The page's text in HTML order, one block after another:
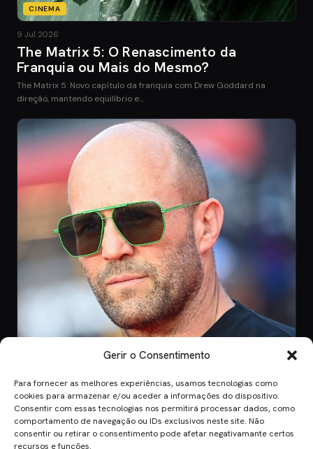
Gerir o Consentimento
Para fornecer as melhores experiências, usamos tecnologias como
cookies para armazenar e/ou aceder a informações do dispositivo.
Consentir com essas tecnologias nos permitirá processar dados, como
comportamento de navegação ou IDs exclusivos neste site. Não
consentir ou retirar o consentimento pode afetar negativamante certos
recursos e funções.
CINEMA
9 Jul 2026
The Matrix 5: O Renascimento da
Franquia ou Mais do Mesmo?
The Matrix 5: Novo capítulo da franquia com Drew Goddard na
direção, mantendo equilíbrio e…
CINEMA
8 Jul 2026
Mutiny: O Novo Thriller de Ação de Jason
Statham em 2026